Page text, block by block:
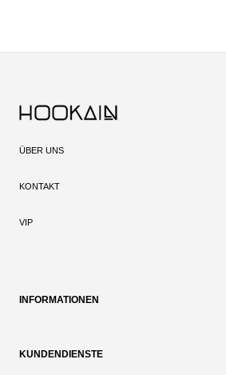
ÜBER UNS
KONTAKT
VIP
INFORMATIONEN
KUNDENDIENSTE